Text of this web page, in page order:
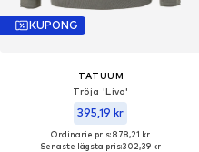
KUPONG
TATUUM
Tröja 'Livo'
395,19 kr
Ordinarie pris: 878,21 kr
Senaste lägsta pris:302,39 kr